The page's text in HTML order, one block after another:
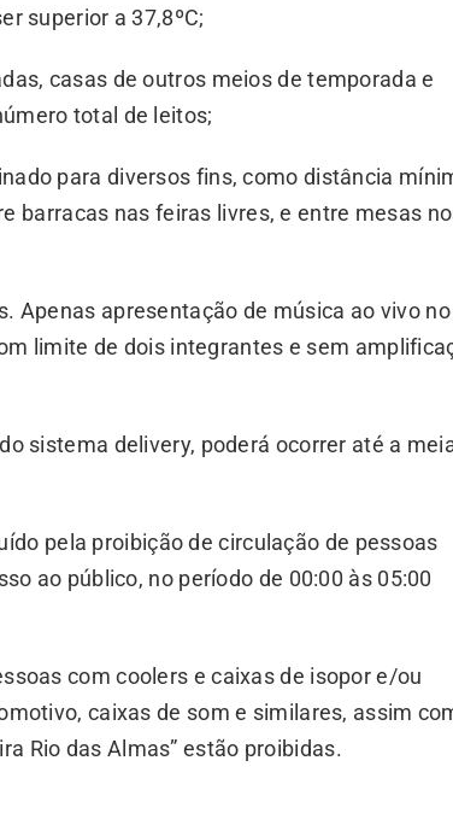
superior a 37,8ºC;
casas de outros meios de temporada e
total de leitos;
para diversos fins, como distância
barracas nas feiras livres, e entre mesas
Apenas apresentação de música ao vivo no
limite de dois integrantes e sem
sistema delivery, poderá ocorrer até a
pela proibição de circulação de pessoas
ao público, no período de 00:00 às 05:00
com coolers e caixas de isopor e/ou
caixas de som e similares, assim
Rio das Almas” estão proibidas.